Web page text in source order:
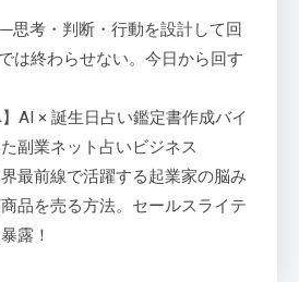
思考・判断・行動を設計して回
は終わらせない。今日から回す
AI × 誕生日占い鑑定書作成バイ
副業ネット占いビジネス
界最前線で活躍する起業家の脳み
品を売る方法。セールスライテ
露！